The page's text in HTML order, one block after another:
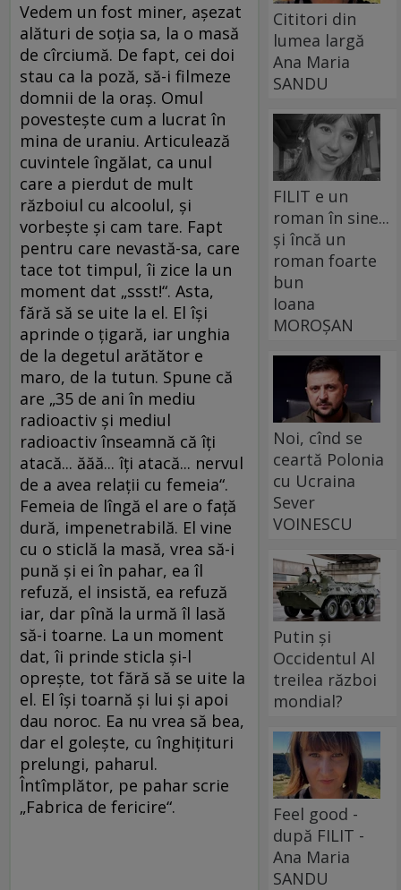
Vedem un fost miner, aşezat
alături de soţia sa, la o masă
de cîrciumă. De fapt, cei doi
stau ca la poză, să-i filmeze
domnii de la oraş. Omul
povesteşte cum a lucrat în
mina de uraniu. Articulează
cuvintele îngălat, ca unul
care a pierdut de mult
războiul cu alcoolul, şi
vorbeşte şi cam tare. Fapt
pentru care nevastă-sa, care
tace tot timpul, îi zice la un
moment dat „ssst!“. Asta,
fără să se uite la el. El îşi
aprinde o ţigară, iar unghia
de la degetul arătător e
maro, de la tutun. Spune că
are „35 de ani în mediu
radioactiv şi mediul
radioactiv înseamnă că îţi
atacă... ăăă... îţi atacă... nervul
de a avea relaţii cu femeia“.
Femeia de lîngă el are o faţă
dură, impenetrabilă. El vine
cu o sticlă la masă, vrea să-i
pună şi ei în pahar, ea îl
refuză, el insistă, ea refuză
iar, dar pînă la urmă îl lasă
să-i toarne. La un moment
dat, îi prinde sticla şi-l
opreşte, tot fără să se uite la
el. El îşi toarnă şi lui şi apoi
dau noroc. Ea nu vrea să bea,
dar el goleşte, cu înghiţituri
prelungi, paharul.
Întîmplător, pe pahar scrie
„Fabrica de fericire“.
Cititori din
lumea largă
Ana Maria
SANDU
FILIT e un
roman în sine...
și încă un
roman foarte
bun
Ioana
MOROȘAN
Noi, cînd se
ceartă Polonia
cu Ucraina
Sever
VOINESCU
Putin și
Occidentul Al
treilea război
mondial?
Feel good -
după FILIT -
Ana Maria
SANDU